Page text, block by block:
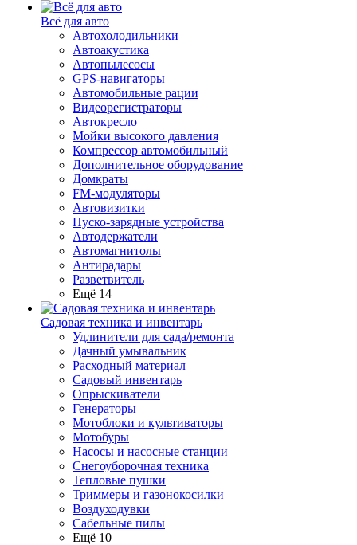
Всё для авто
Автохолодильники
Автоакустика
Автопылесосы
GPS-навигаторы
Автомобильные рации
Видеорегистраторы
Автокресло
Мойки высокого давления
Компрессор автомобильный
Дополнительное оборудование
Домкраты
FM-модуляторы
Автовизитки
Пуско-зарядные устройства
Автодержатели
Автомагнитолы
Антирадары
Разветвитель
Ещё 14
Садовая техника и инвентарь
Удлинители для сада/ремонта
Дачный умывальник
Расходный материал
Садовый инвентарь
Опрыскиватели
Генераторы
Мотоблоки и культиваторы
Мотобуры
Насосы и насосные станции
Снегоуборочная техника
Тепловые пушки
Триммеры и газонокосилки
Воздуходувки
Сабельные пилы
Ещё 10